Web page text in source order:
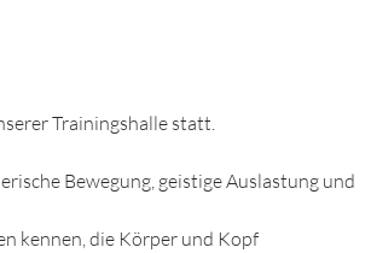
Trainingshalle statt.
Bewegung, geistige Auslastung und
kennen, die Körper und Kopf